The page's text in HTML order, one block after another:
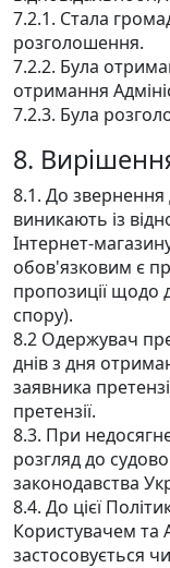
7.2.1. Стала
розголошення.
7.2.2. Була
отримання
7.2.3. Була
8.
8.1. До
виникають із
Інтернет-
обов'язковим є
пропозиції щодо
спору).
8.2 Одержувач
днів з дня
заявника
претензії.
8.3. При
розгляд до
законодавства
8.4. До цієї
Користувачем та
застосовується